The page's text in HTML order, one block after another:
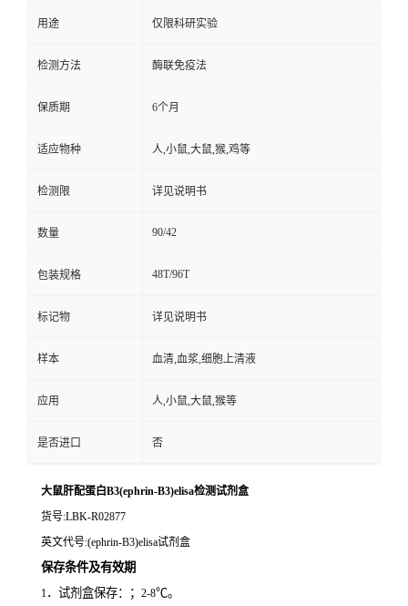
用途 仅限科研实验
检测方法 酶联免疫法
保质期 6个月
适应物种 人,小鼠,大鼠,猴,鸡等
检测限 详见说明书
数量 90/42
包装规格 48T/96T
标记物 详见说明书
样本 血清,血浆,细胞上清液
应用 人,小鼠,大鼠,猴等
是否进口 否
大鼠肝配蛋白B3(ephrin-B3)elisa检测试剂盒
货号:LBK-R02877
英文代号:(ephrin-B3)elisa试剂盒
保存条件及有效期
1．试剂盒保存：； 2-8℃。